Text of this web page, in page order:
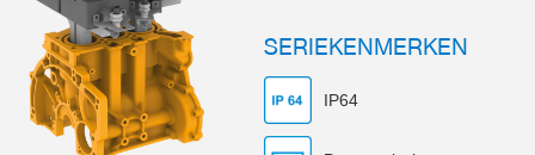
SERIEKENMERKEN
IP64